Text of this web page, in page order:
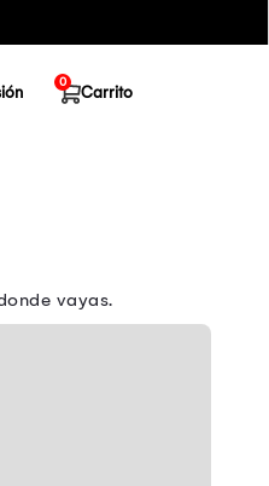
Carrito
0
vayas.